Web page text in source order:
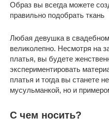
Образ вы всегда можете
правильно подобрать ткань
Любая девушка в
великолепно. Несмотря на
платья, вы будете
экспериментировать
платья и тогда вы станете
мусульманкой, но и
С чем носить?